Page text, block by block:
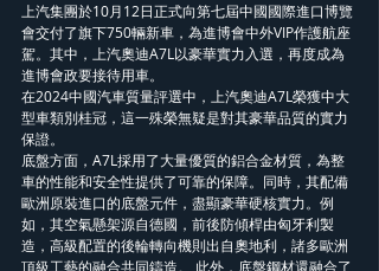
上汽集團於10月12日正式向第七屆中國國際進口博覽
會交付了旗下750輛新車，為進博會中外VIP作護航座
駕。其中，上汽奧迪A7L以豪華實力入選，再度成為
進博會政要接待用車。
在2024中國汽車質量評選中，上汽奧迪A7L榮獲中大
型車類別桂冠，這一殊榮無疑是對其豪華品質的實力
保證。
底盤方面，A7L採用了大量優質的鋁合金材質，為整
車的性能和安全性提供了可靠的保障。同時，其配備
歐洲原裝進口的底盤元件，盡顯豪華硬核實力。例
如，其空氣懸架源自德國，前後防傾桿由匈牙利製
造，高級配置的後輪轉向機則出自奧地利，諸多歐洲
頂級工藝的融合共同鑄造。 此外，底盤鋼材還融合了